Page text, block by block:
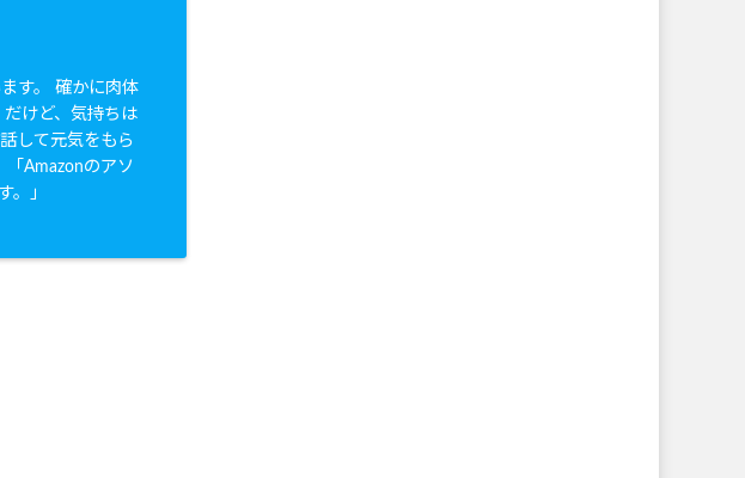
す。 確かに肉体
けど、気持ちは
して元気をもら
Amazonのアソ
。」